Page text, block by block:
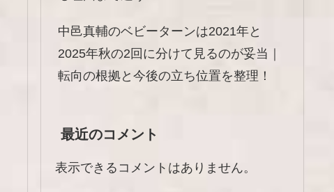
中邑真輔のベビーターンは2021年と
2025年秋の2回に分けて見るのが妥当｜
転向の根拠と今後の立ち位置を整理！
最近のコメント
表示できるコメントはありません。